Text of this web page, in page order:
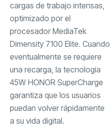
cargas de trabajo intensas,
optimizado por el
procesador MediaTek
Dimensity 7100 Elite. Cuando
eventualmente se requiere
una recarga, la tecnología
45W HONOR SuperCharge
garantiza que los usuarios
puedan volver rápidamente
a su vida digital.